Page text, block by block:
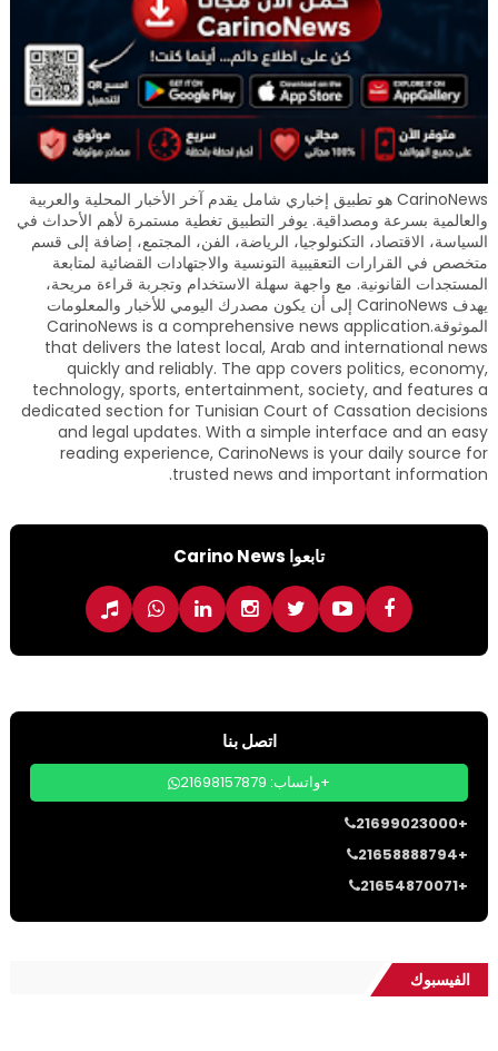
CarinoNews هو تطبيق إخباري شامل يقدم آخر الأخبار المحلية والعربية
والعالمية بسرعة ومصداقية. يوفر التطبيق تغطية مستمرة لأهم الأحداث في
السياسة، الاقتصاد، التكنولوجيا، الرياضة، الفن، المجتمع، إضافة إلى قسم
متخصص في القرارات التعقيبية التونسية والاجتهادات القضائية لمتابعة
المستجدات القانونية. مع واجهة سهلة الاستخدام وتجربة قراءة مريحة،
يهدف CarinoNews إلى أن يكون مصدرك اليومي للأخبار والمعلومات
الموثوقة.CarinoNews is a comprehensive news application
that delivers the latest local, Arab and international news
quickly and reliably. The app covers politics, economy,
technology, sports, entertainment, society, and features a
dedicated section for Tunisian Court of Cassation decisions
and legal updates. With a simple interface and an easy
reading experience, CarinoNews is your daily source for
trusted news and important information.
تابعوا Carino News
اتصل بنا
واتساب: 21698157879+
21699023000+
21658888794+
21654870071+
الفيسبوك